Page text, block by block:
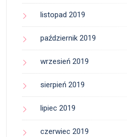
listopad 2019
październik 2019
wrzesień 2019
sierpień 2019
lipiec 2019
czerwiec 2019